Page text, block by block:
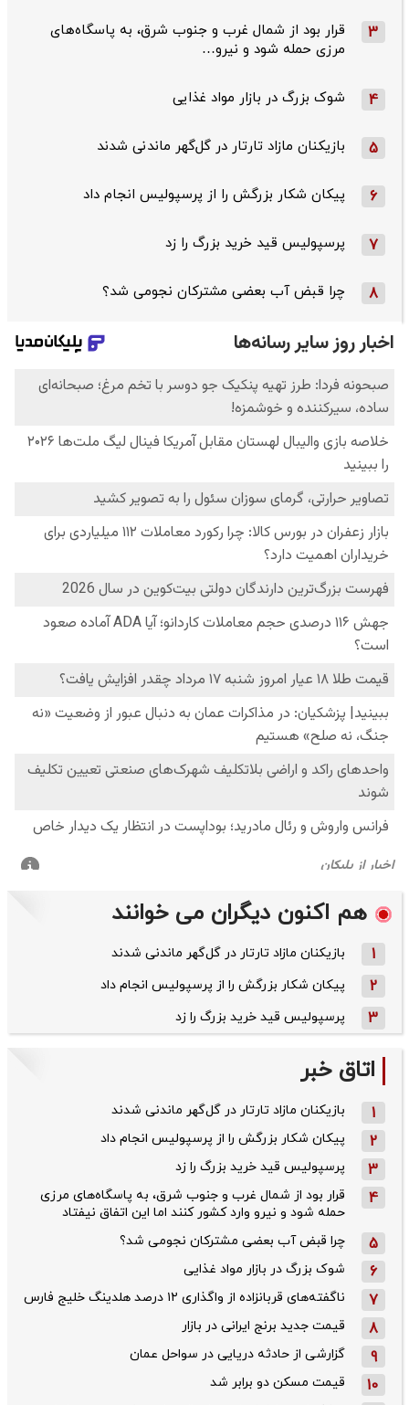
3
قرار بود از شمال ‌غرب و جنوب‌ شرق، به پاسگاه‌های
مرزی حمله شود و نیرو…
4 شوک بزرگ در بازار مواد غذایی
5 بازیکنان مازاد تارتار در گل‌گهر ماندنی شدند
6 پیکان شکار بزرگش را از پرسپولیس انجام داد
7 پرسپولیس قید خرید بزرگ را زد
8 چرا قبض آب بعضی مشترکان نجومی شد؟
هم اکنون دیگران می خوانند
1 بازیکنان مازاد تارتار در گل‌گهر ماندنی شدند
2 پیکان شکار بزرگش را از پرسپولیس انجام داد
3 پرسپولیس قید خرید بزرگ را زد
اتاق خبر
1 بازیکنان مازاد تارتار در گل‌گهر ماندنی شدند
2 پیکان شکار بزرگش را از پرسپولیس انجام داد
3 پرسپولیس قید خرید بزرگ را زد
4
قرار بود از شمال ‌غرب و جنوب‌ شرق، به پاسگاه‌های مرزی
حمله شود و نیرو وارد کشور کنند اما این اتفاق نیفتاد
5 چرا قبض آب بعضی مشترکان نجومی شد؟
6 شوک بزرگ در بازار مواد غذایی
7 ناگفته‌های قربانزاده از واگذاری ۱۲ درصد هلدینگ خلیج فارس
8 قیمت جدید برنج ایرانی در بازار
9 گزارشی از حادثه دریایی در سواحل عمان
10 قیمت مسکن دو برابر شد